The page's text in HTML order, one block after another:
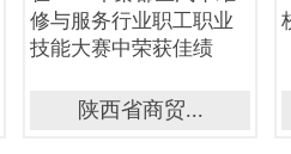
陕西省商贸...